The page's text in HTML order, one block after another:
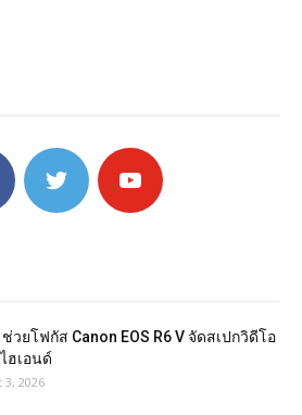
วยโฟกัส Canon EOS R6 V จัดสเปกวิดีโอ
ฮเอนด์
3, 2026